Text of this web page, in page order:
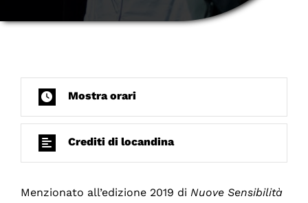
Mostra orari
Crediti di locandina
Menzionato all’edizione 2019 di Nuove Sensibilità